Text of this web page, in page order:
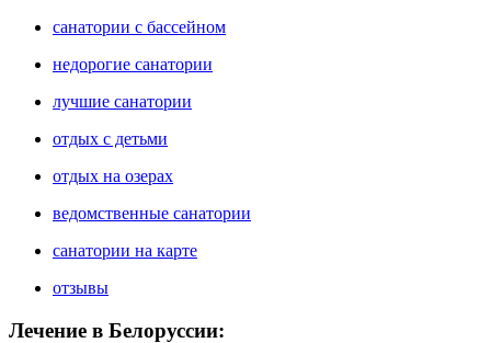
санатории с бассейном
недорогие санатории
лучшие санатории
отдых с детьми
отдых на озерах
ведомственные санатории
санатории на карте
отзывы
Лечение в Белоруссии: